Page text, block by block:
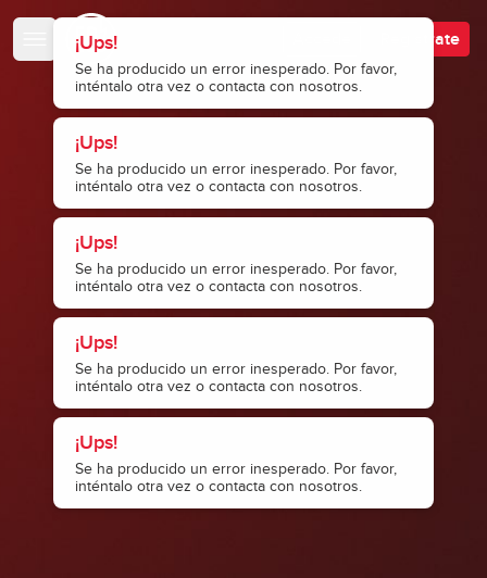
¡Ups!
Se ha producido un error inesperado. Por favor,
inténtalo otra vez o contacta con nosotros.
¡Ups!
Se ha producido un error inesperado. Por favor,
inténtalo otra vez o contacta con nosotros.
¡Ups!
Se ha producido un error inesperado. Por favor,
inténtalo otra vez o contacta con nosotros.
¡Ups!
Se ha producido un error inesperado. Por favor,
inténtalo otra vez o contacta con nosotros.
¡Ups!
Se ha producido un error inesperado. Por favor,
inténtalo otra vez o contacta con nosotros.
Regístrate
Escuela de Bajistas